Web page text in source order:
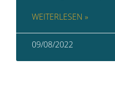
WEITERLESEN »
09/08/2022